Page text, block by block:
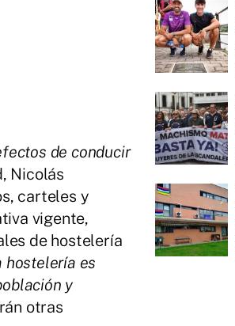
de conducir
Nicolás
carteles y
vigente,
de hostelería
hostelería es
y
otras